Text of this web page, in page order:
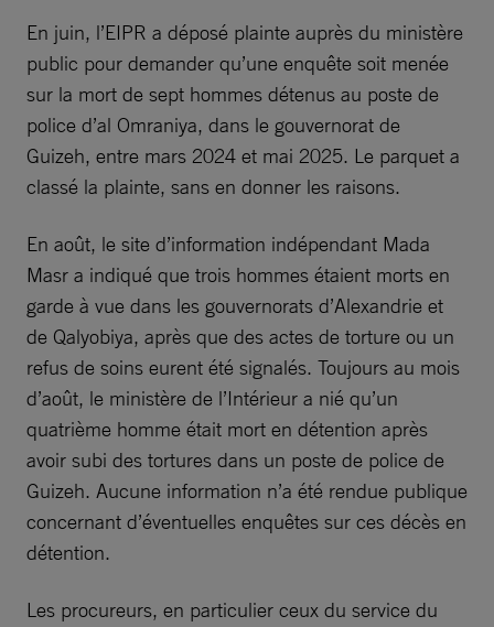
En juin, l’EIPR a déposé plainte auprès du ministère
public pour demander qu’une enquête soit menée
sur la mort de sept hommes détenus au poste de
police d’al Omraniya, dans le gouvernorat de
Guizeh, entre mars 2024 et mai 2025. Le parquet a
classé la plainte, sans en donner les raisons.
En août, le site d’information indépendant Mada
Masr a indiqué que trois hommes étaient morts en
garde à vue dans les gouvernorats d’Alexandrie et
de Qalyobiya, après que des actes de torture ou un
refus de soins eurent été signalés. Toujours au mois
d’août, le ministère de l’Intérieur a nié qu’un
quatrième homme était mort en détention après
avoir subi des tortures dans un poste de police de
Guizeh. Aucune information n’a été rendue publique
concernant d’éventuelles enquêtes sur ces décès en
détention.
Les procureurs, en particulier ceux du service du